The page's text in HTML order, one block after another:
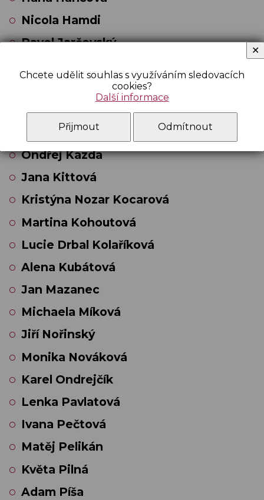
Nicola Hamdi
Pavel Jarčevský
Sylva Kalenská
Jakub Kára
Ondřej Kazda
Jana Kittová
Kristýna Nozar Kocarová
Martina Kohoutová
Lucie Drbal Kolaříková
Alena Kubátová
Jan Mazanec
Michaela Míková
Jiří Nořinský
Monika Nováková
Karel Ondrejčík
Lenka Pavlatová
Ivana Pečtová
Matěj Pelikán
Květa Pilná
Adam Píša
Chcete udělit souhlas s využíváním sledovacích
cookies?
Další informace
Přijmout Odmítnout
✕